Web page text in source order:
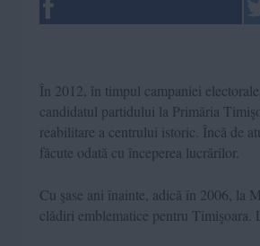
În 2012, în timpul campaniei
candidatul partidului la Primăria
reabilitare a centrului istoric. Încă de
făcute odată cu începerea lucrărilor.
Cu şase ani înainte, adică în 2006, la
clădiri emblematice pentru